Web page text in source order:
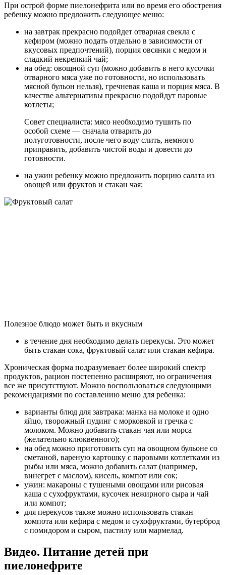
При острой форме пиелонефрита или во время его обострения
ребенку можно предложить следующее меню:
на завтрак прекрасно подойдет отварная свекла с
кефиром (можно подать отдельно в зависимости от
вкусовых предпочтений), порция овсянки с медом и
сладкий некрепкий чай;
на обед: овощной суп (можно добавить в него кусочки
отварного мяса уже по готовности, но использовать
мясной бульон нельзя), гречневая каша и порция мяса. В
качестве альтернативы прекрасно подойдут паровые
котлеты;
Совет специалиста: мясо необходимо тушить по
особой схеме — сначала отварить до
полуготовности, после чего воду слить, немного
приправить, добавить чистой воды и довести до
готовности.
на ужин ребенку можно предложить порцию салата из
овощей или фруктов и стакан чая;
Полезное блюдо может быть и вкусным
в течение дня необходимо делать перекусы. Это может
быть стакан сока, фруктовый салат или стакан кефира.
Хроническая форма подразумевает более широкий спектр
продуктов, рацион постепенно расширяют, но ограничения
все же присутствуют. Можно воспользоваться следующими
рекомендациями по составлению меню для ребенка:
варианты блюд для завтрака: манка на молоке и одно
яйцо, творожный пудинг с морковкой и гречка с
молоком. Можно добавить стакан чая или морса
(желательно клюквенного);
на обед можно приготовить суп на овощном бульоне со
сметаной, вареную картошку с паровыми котлетками из
рыбы или мяса, можно добавить салат (например,
винегрет с маслом), кисель, компот или сок;
ужин: макароны с тушеными овощами или рисовая
каша с сухофруктами, кусочек нежирного сыра и чай
или компот;
для перекусов также можно использовать стакан
компота или кефира с медом и сухофруктами, бутерброд
с помидором и сыром, пастилу или мармелад.
Видео. Питание детей при
пиелонефрите